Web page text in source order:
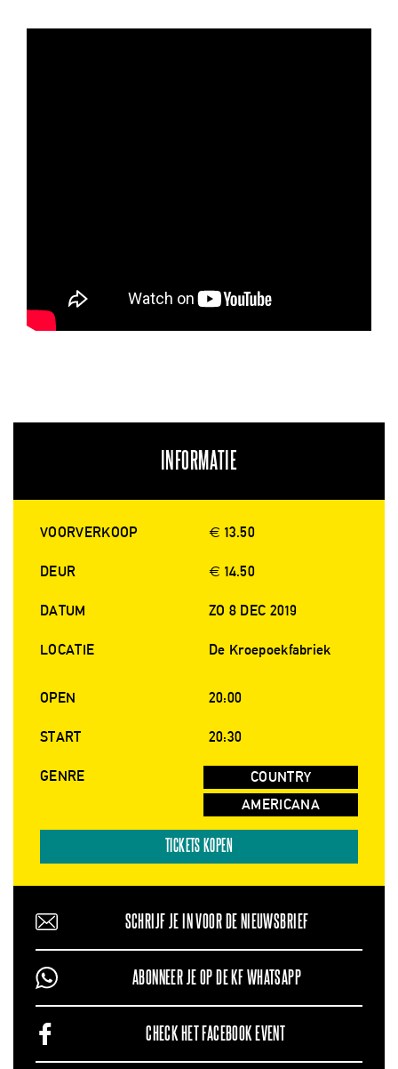
INFORMATIE
VOORVERKOOP € 13.50
DEUR € 14.50
DATUM ZO 8 DEC 2019
LOCATIE De Kroepoekfabriek
OPEN 20:00
START 20:30
GENRE
COUNTRY
AMERICANA
TICKETS KOPEN
SCHRIJF JE IN VOOR DE NIEUWSBRIEF
ABONNEER JE OP DE KF WHATSAPP
CHECK HET FACEBOOK EVENT